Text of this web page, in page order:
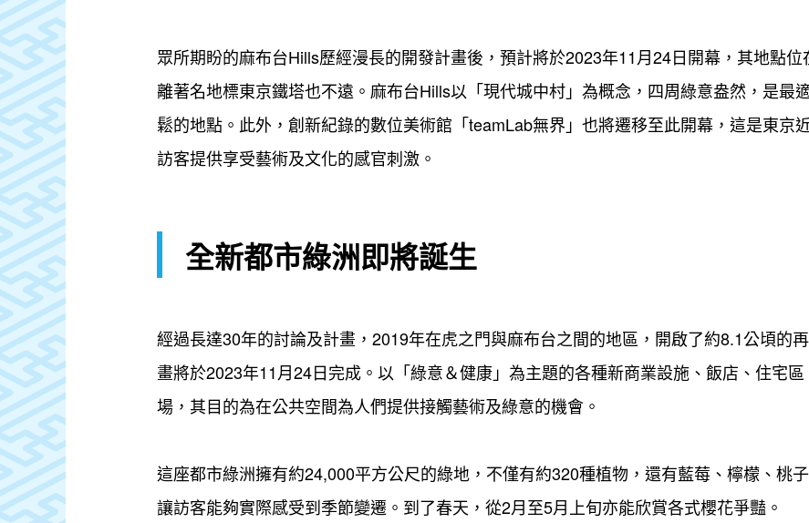
眾所期盼的麻布台Hills歷經漫長的開發計畫後，預計將於2023年11月24日開幕，其地點
離著名地標東京鐵塔也不遠。麻布台Hills以「現代城中村」為概念，四周綠意盎然，是最
鬆的地點。此外，創新紀錄的數位美術館「teamLab無界」也將遷移至此開幕，這是東京
訪客提供享受藝術及文化的感官刺激。
全新都市綠洲即將誕生
經過長達30年的討論及計畫，2019年在虎之門與麻布台之間的地區，開啟了約8.1公頃的
畫將於2023年11月24日完成。以「綠意＆健康」為主題的各種新商業設施、飯店、住宅
場，其目的為在公共空間為人們提供接觸藝術及綠意的機會。
這座都市綠洲擁有約24,000平方公尺的綠地，不僅有約320種植物，還有藍莓、檸檬、桃
讓訪客能夠實際感受到季節變遷。到了春天，從2月至5月上旬亦能欣賞各式櫻花爭豔。